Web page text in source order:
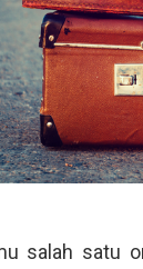
salah satu